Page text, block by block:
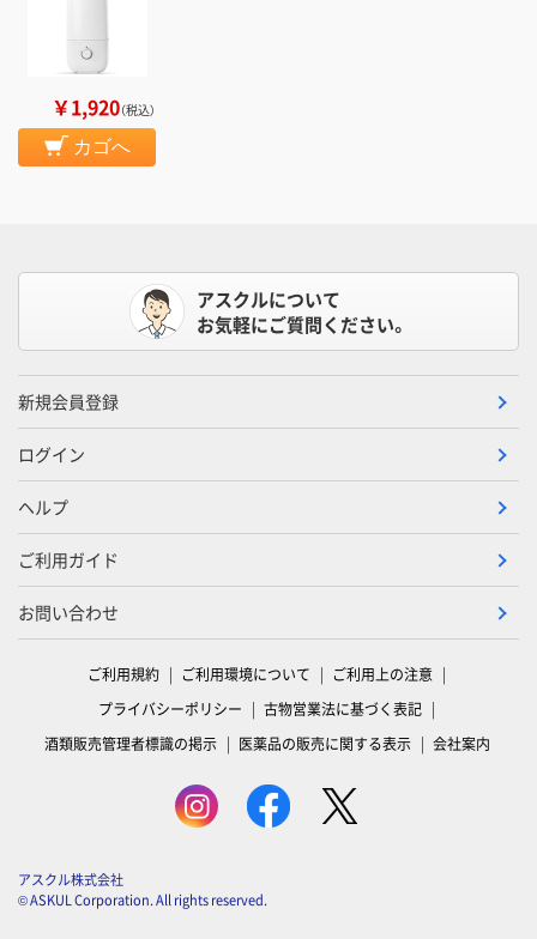
￥1,920（税込）
カゴへ
アスクルについて
お気軽にご質問ください。
新規会員登録
ログイン
ヘルプ
ご利用ガイド
お問い合わせ
ご利用規約 ご利用環境について
ご利用上の注意
プライバシーポリシー
古物営業法に基づく表記
酒類販売管理者標識の掲示
医薬品の販売に関する表示 会社案内
アスクル株式会社
© ASKUL Corporation. All rights reserved.